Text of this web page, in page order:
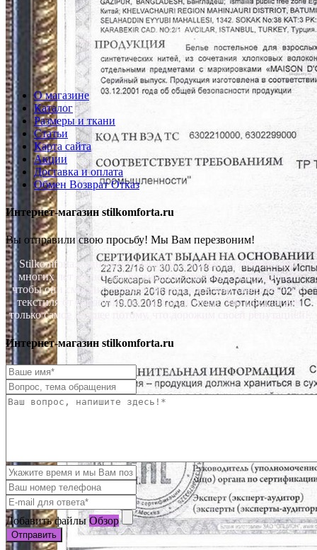
blogjquery.ru
О магазине
Каталог
Размеры и ткани
Статьи
Карта сайта
Акции
Доставка и оплата
Обмен Возврат Отказ
Интернет-магазин stilkomforta.ru
Вы отправили свою просьбу! Мы Вам перезвоним!
Stilkomforta.ru интернет магазин, который на протяжении
многих лет делает все возможное для своих покупателей,
чтобы они смогли с головой окунуться в мир качественного
текстиля от европейских производителей. Мы предлагаем
только самое лучшее потому, что дорожим своей репутацией!
Интернет-магазин stilkomforta.ru
Добавить файлы Обзор
Отправить